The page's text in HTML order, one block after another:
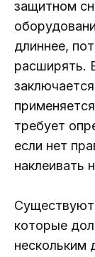
защитном
длиннее,
расширять.
требует
если нет
наклеивать
которые
нескольким